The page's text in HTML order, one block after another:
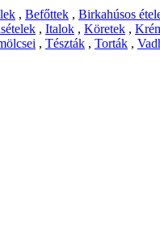
, Befőttek , Birkahúsos
, Italok , Köretek ,
, Tészták , Torták ,